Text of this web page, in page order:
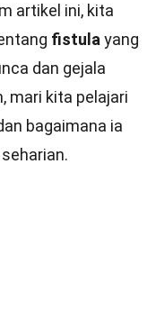
artikel ini, kita
fistula yang
dan gejala
mari kita pelajari
bagaimana ia